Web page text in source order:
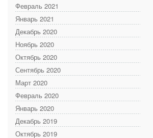
Февраль 2021
Январь 2021
Декабрь 2020
Ноябрь 2020
Октябрь 2020
Сентябрь 2020
Март 2020
Февраль 2020
Январь 2020
Декабрь 2019
Октябрь 2019